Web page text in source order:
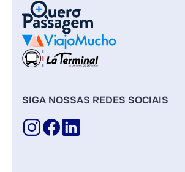
SIGA NOSSAS REDES SOCIAIS